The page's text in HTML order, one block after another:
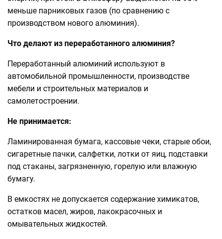
меньше парниковых газов (по сравнению с
производством нового алюминия).
Что делают из переработанного алюминия?
Переработанный алюминий используют в
автомобильной промышленности, производстве
мебели и строительных материалов и
самолетостроении.
Не принимается:
Ламинированная бумага, кассовые чеки, старые обои,
сигаретные пачки, салфетки, лотки от яиц, подставки
под стаканы, загрязненную, горелую или влажную
бумагу.
В емкостях не допускается содержание химикатов,
остатков масел, жиров, лакокрасочных и
омывательных жидкостей.